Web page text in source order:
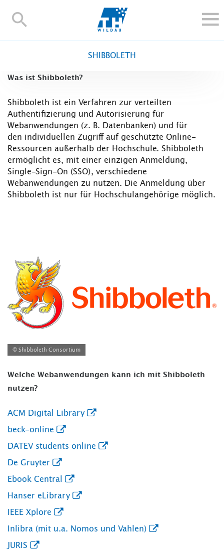
TH-
FORSCHUNG UND TRANSFER
ALUMNI
HOCHSCHULE
INTERNATIONAL
BESCHÄFTIGTE
Blogs Kontakt und Anfahrt Webmail Moodle
TH Online-Portal Personensuche English
SHIBBOLETH
Was ist Shibboleth?
Shibboleth ist ein Verfahren zur verteilten
Authentifizierung und Autorisierung für
Webanwendungen (z. B. Datenbanken) und für
den individuellen Zugriff auf geschützte Online-
Ressourcen außerhalb der Hochschule. Shibboleth
ermöglicht es, mit einer einzigen Anmeldung,
Single-Sign-On (SSO), verschiedene
Webanwendungen zu nutzen. Die Anmeldung über
Shibboleth ist nur für Hochschulangehörige möglich.
© Shibboleth Consortium
Welche Webanwendungen kann ich mit Shibboleth
nutzen?
ACM Digital Library
beck-online
DATEV students online
De Gruyter
Ebook Central
Hanser eLibrary
IEEE Xplore
Inlibra (mit u.a. Nomos und Vahlen)
JURIS